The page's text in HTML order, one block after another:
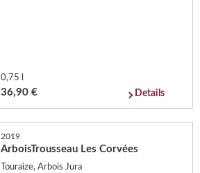
0,75 l
36,90 € Details
2019
ArboisTrousseau Les Corvées
Touraize, Arbois Jura